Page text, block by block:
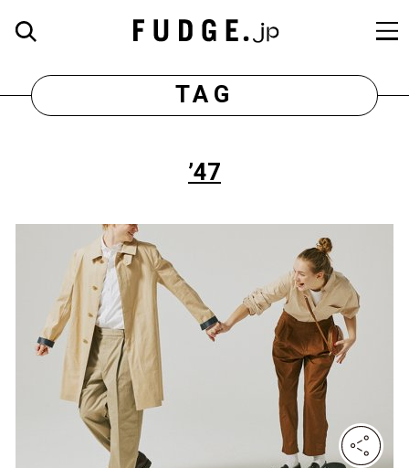
TAG
’47